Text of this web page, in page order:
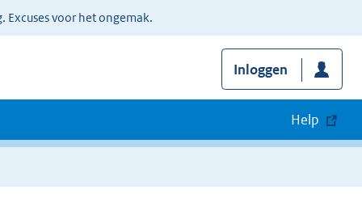
voor het ongemak.
Inloggen
Help